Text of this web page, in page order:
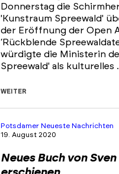
Donnerstag die
'Kunstraum Spreewald'
der Eröffnung der Open
‘Rückblende
würdigte die Ministerin
Spreewald' als kulturelles
WEITER
Potsdamer Neueste Nachrichten
19. August 2020
Neues Buch von